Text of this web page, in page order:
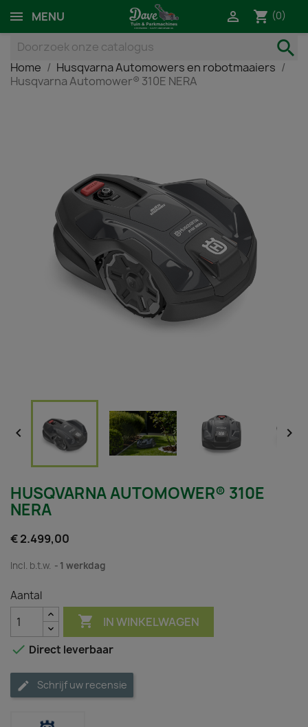
MENU  shopping_cart (0)
search
Home
Husqvarna Automowers en robotmaaiers
Husqvarna Automower® 310E NERA
 
HUSQVARNA AUTOMOWER® 310E
NERA
€ 2.499,00
Incl. b.t.w. 1 werkdag
Aantal
 IN WINKELWAGEN
 Direct leverbaar
Schrijf uw recensie